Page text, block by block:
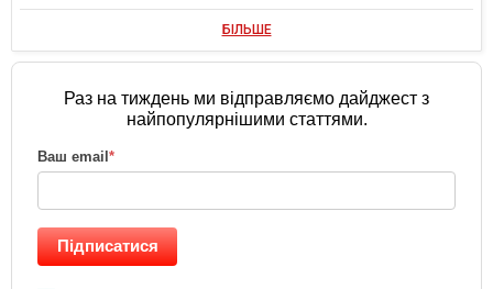
БІЛЬШЕ
Раз на тиждень ми відправляємо дайджест з
найпопулярнішими статтями.
Ваш email *
Підписатися